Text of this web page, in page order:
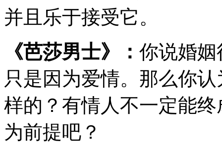
并且乐于接受它。
《芭莎男士》： 你说婚
只是因为爱情。那么你
样的？有情人不一定能
为前提吧？